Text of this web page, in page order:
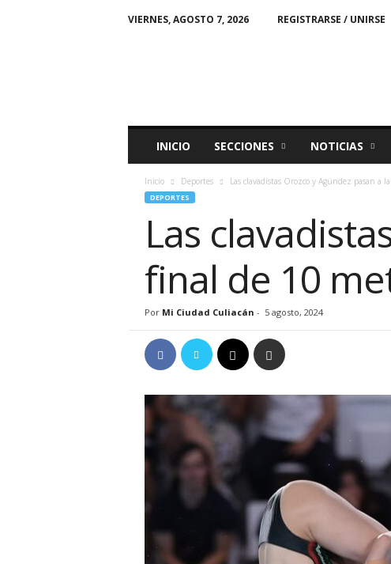
VIERNES, AGOSTO 7, 2026 REGISTRARSE / UNIRSE
INICIO SECCIONES NOTICIAS
Inicio Deportes Las clavadistas Orozco y Agúndez pasan a
DEPORTES
Las
final de 10
Por Mi Ciudad Culiacán - 5 agosto, 2024